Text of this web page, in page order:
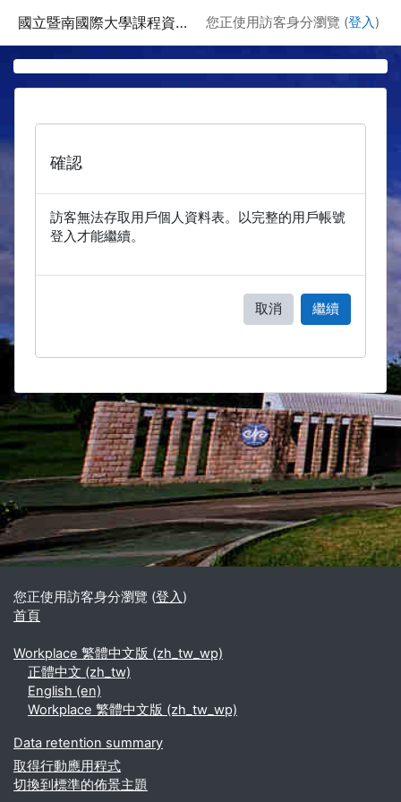
國立暨南國際大學課程資訊網 您正使用訪客身分瀏覽 (登入 )
確認
訪客無法存取用戶個人資料表。以完整的用戶帳號
登入才能繼續。
取消 繼續
區塊
補充內容區塊
您正使用訪客身分瀏覽 (登入)
首頁
Workplace 繁體中文版 ‎(zh_tw_wp)‎
正體中文 ‎(zh_tw)‎
English ‎(en)‎
Workplace 繁體中文版 ‎(zh_tw_wp)‎
Data retention summary
取得行動應用程式
切換到標準的佈景主題